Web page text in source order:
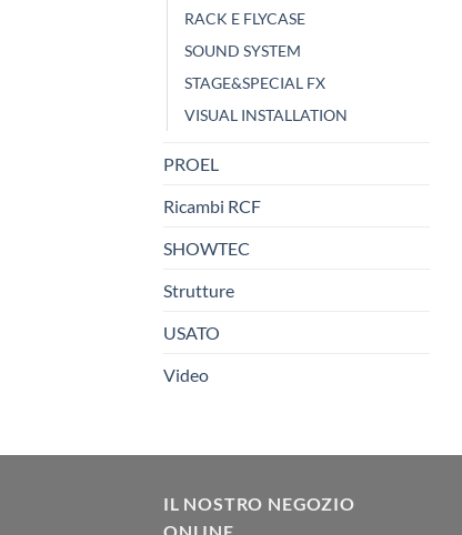
RACK E FLYCASE
SOUND SYSTEM
STAGE&SPECIAL FX
VISUAL INSTALLATION
PROEL
Ricambi RCF
SHOWTEC
Strutture
USATO
Video
IL NOSTRO NEGOZIO
ONLINE